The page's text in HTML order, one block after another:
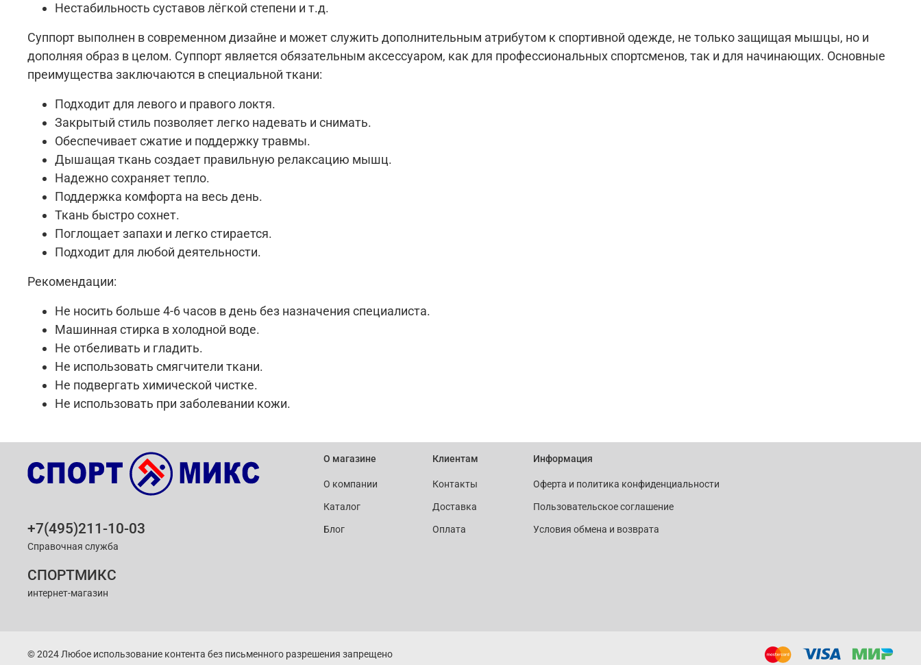
Нестабильность суставов лёгкой степени и т.д.
Суппорт выполнен в современном дизайне и может служить дополнительным атрибутом к спортивной одежде, не только защищая мышцы, но и
дополняя образ в целом. Суппорт является обязательным аксессуаром, как для профессиональных спортсменов, так и для начинающих. Основные
преимущества заключаются в специальной ткани:
Подходит для левого и правого локтя.
Закрытый стиль позволяет легко надевать и снимать.
Обеспечивает сжатие и поддержку травмы.
Дышащая ткань создает правильную релаксацию мышц.
Надежно сохраняет тепло.
Поддержка комфорта на весь день.
Ткань быстро сохнет.
Поглощает запахи и легко стирается.
Подходит для любой деятельности.
Рекомендации:
Не носить больше 4-6 часов в день без назначения специалиста.
Машинная стирка в холодной воде.
Не отбеливать и гладить.
Не использовать смягчители ткани.
Не подвергать химической чистке.
Не использовать при заболевании кожи.
О магазине
О компании
Каталог
Блог
Клиентам
Контакты
Доставка
Оплата
Информация
Оферта и политика конфиденциальности
Пользовательское соглашение
Условия обмена и возврата
+7(495)211-10-03
Справочная служба
СПОРТМИКС
интернет-магазин
© 2024 Любое использование контента без письменного разрешения запрещено